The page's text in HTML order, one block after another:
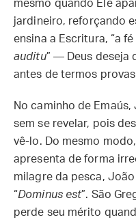
mesmo quando Ele
jardineiro, reforçando
ensina a Escritura, “a fé
auditu” — Deus deseja
antes de termos
No caminho de
sem se revelar, pois
vê-lo. Do mesmo
apresenta de forma
milagre da pesca,
“Dominus est”. São
perde seu mérito